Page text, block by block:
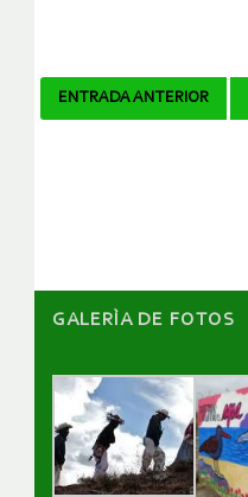
Navegador
ENTRADA ANTERIOR
GALERÌA DE FOTOS